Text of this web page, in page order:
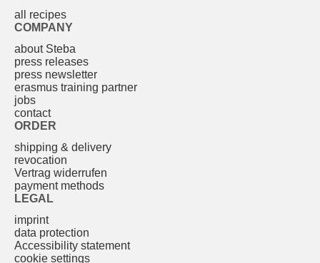
all recipes
COMPANY
about Steba
press releases
press newsletter
erasmus training partner
jobs
contact
ORDER
shipping & delivery
revocation
Vertrag widerrufen
payment methods
LEGAL
imprint
data protection
Accessibility statement
cookie settings